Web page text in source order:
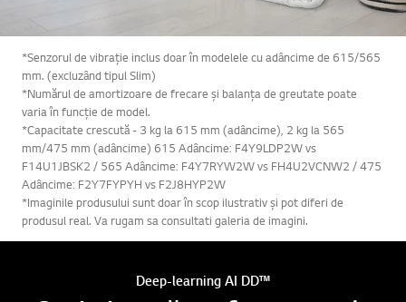
*Senzorul de vibrație inclus doar în modelele cu adâncime de 615/565
mm. (excluzând tipul Slim)
*Numărul de amortizoare de frecare și balanța de greutate poate
varia în funcție de model.
*Capacitate crescută - 3 kg la 615 mm (adâncime), 2 kg la 565
mm/475 mm (adâncime) 615 Adâncime: F4Y9LDP2W vs
F14U1JBSK2 / 565 Adâncime: F4Y7RYW2W vs FH4U2VCNW2 / 475
Adâncime: F2Y7FYPYH vs F2J8HYP2W
*Imaginile produsului sunt doar în scop ilustrativ și pot diferi de
produsul real. Va rugam sa consultati galeria de imagini.
Deep-learning AI DD™